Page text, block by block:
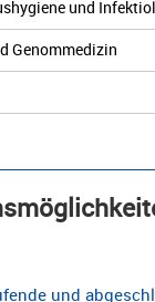
und
Genommedizin
und